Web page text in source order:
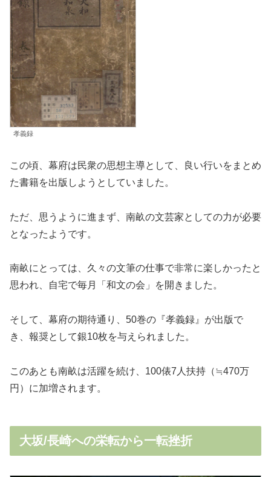
孝義録
この頃、幕府は民衆の思想主導として、良い行いをまとめ
た書籍を出版しようとしていました。
ただ、思うように進まず、南畝の文芸家としての力が必要
となったようです。
南畝にとっては、久々の文筆の仕事で非常に楽しかったと
思われ、自宅で毎月「和文の会」を開きました。
そして、幕府の期待通り、50巻の『孝義録』が出版で
き、報奨として銀10枚を与えられました。
このあとも南畝は活躍を続け、100俵7人扶持（≒470万
円）に加増されます。
大坂/長崎への栄転から一転挫折